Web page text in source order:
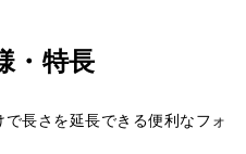
・特長
長さを延長できる便利なフォ